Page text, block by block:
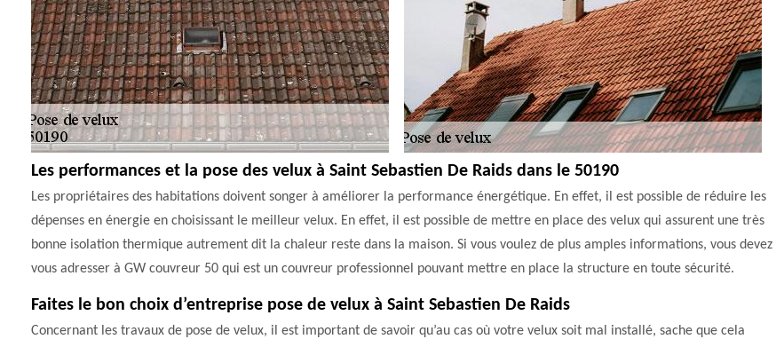
Les performances et la pose des velux à Saint Sebastien De Raids dans le 50190
Les propriétaires des habitations doivent songer à améliorer la performance énergétique. En effet, il est possible de réduire les
dépenses en énergie en choisissant le meilleur velux. En effet, il est possible de mettre en place des velux qui assurent une très
bonne isolation thermique autrement dit la chaleur reste dans la maison. Si vous voulez de plus amples informations, vous devez
vous adresser à GW couvreur 50 qui est un couvreur professionnel pouvant mettre en place la structure en toute sécurité.
Faites le bon choix d’entreprise pose de velux à Saint Sebastien De Raids
Concernant les travaux de pose de velux, il est important de savoir qu’au cas où votre velux soit mal installé, sache que cela